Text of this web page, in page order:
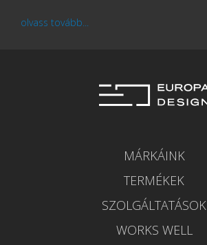
olvass tovább...
MÁRKÁINK
TERMÉKEK
SZOLGÁLTATÁSOK
WORKS WELL